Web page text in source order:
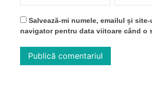
Salvează-mi numele, emailul și
navigator pentru data viitoare când o